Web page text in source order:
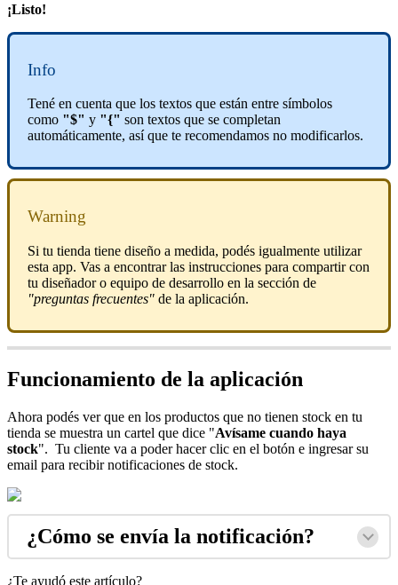
¡Listo!
Info
Tené en cuenta que los textos que están entre símbolos
como "$" y "{" son textos que se completan
automáticamente, así que te recomendamos no modificarlos.
Warning
Si tu tienda tiene diseño a medida, podés igualmente utilizar
esta app. Vas a encontrar las instrucciones para compartir con
tu diseñador o equipo de desarrollo en la sección de
"preguntas frecuentes" de la aplicación.
Funcionamiento de la aplicación
Ahora podés ver que en los productos que no tienen stock en tu
tienda se muestra un cartel que dice "Avísame cuando haya
stock". Tu cliente va a poder hacer clic en el botón e ingresar su
email para recibir notificaciones de stock.
¿Cómo se envía la notificación?
¿Te ayudó este artículo?